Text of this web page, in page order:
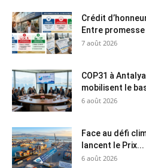
Crédit
Entre
7 août 2026
COP31 à
mobilisent le
6 août 2026
Face au défi
lancent le Prix...
6 août 2026